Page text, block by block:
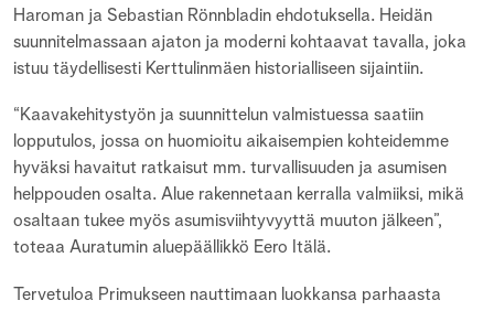
Haroman ja Sebastian Rönnbladin ehdotuksella. Heidän
suunnitelmassaan ajaton ja moderni kohtaavat tavalla, joka
istuu täydellisesti Kerttulinmäen historialliseen sijaintiin.
“Kaavakehitystyön ja suunnittelun valmistuessa saatiin
lopputulos, jossa on huomioitu aikaisempien kohteidemme
hyväksi havaitut ratkaisut mm. turvallisuuden ja asumisen
helppouden osalta. Alue rakennetaan kerralla valmiiksi, mikä
osaltaan tukee myös asumisviihtyvyyttä muuton jälkeen”,
toteaa Auratumin aluepäällikkö Eero Itälä.
Tervetuloa Primukseen nauttimaan luokkansa parhaasta